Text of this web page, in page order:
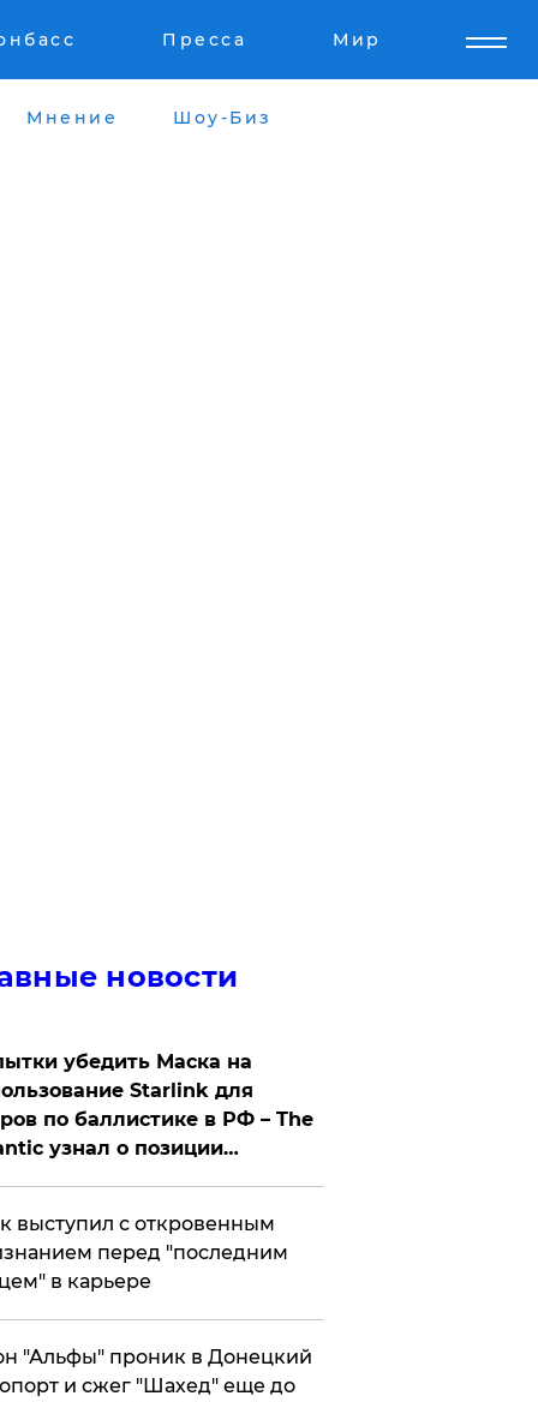
Пресса Мир
Мнение Шоу-Биз
новости
убедить Маска на
Starlink для
по баллистике в РФ – The
узнал о позиции
выступил с откровенным
перед "последним
в карьере
"Альфы" проник в Донецкий
и сжег "Шахед" еще до